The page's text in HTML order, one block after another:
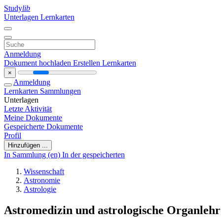
Studylib
Unterlagen Lernkarten
Anmeldung
Dokument hochladen Erstellen Lernkarten
×
Anmeldung
Lernkarten Sammlungen
Unterlagen
Letzte Aktivität
Meine Dokumente
Gespeicherte Dokumente
Profil
Hinzufügen ...
In Sammlung (en) In der gespeicherten
Wissenschaft
Astronomie
Astrologie
Astromedizin und astrologische